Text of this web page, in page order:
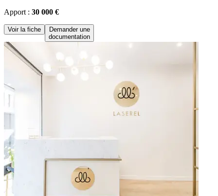
Apport : 30 000 €
Voir la fiche
Demander une
documentation